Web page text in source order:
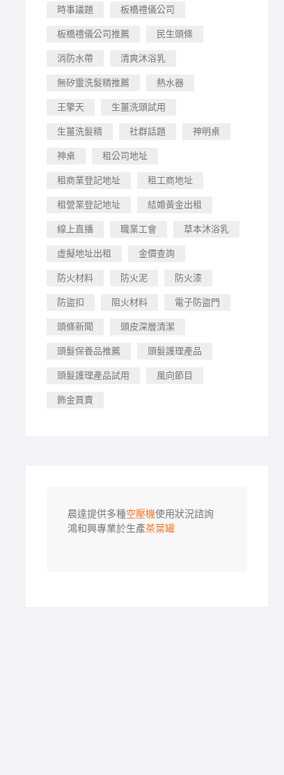
時事議題 板橋禮儀公司
板橋禮儀公司推薦 民生頭條
消防水帶 清爽沐浴乳
無矽靈洗髮精推薦 熱水器
王擎天 生薑洗頭試用
生薑洗髮精 社群話題 神明桌
神桌 租公司地址
租商業登記地址 租工商地址
租營業登記地址 結婚黃金出租
線上直播 職業工會 草本沐浴乳
虛擬地址出租 金價查詢
防火材料 防火泥 防火漆
防盜扣 阻火材料 電子防盜門
頭條新聞 頭皮深層清潔
頭髮保養品推薦 頭髮護理產品
頭髮護理產品試用 風向節目
飾金買賣
晨達提供多種空壓機使用狀況諮詢
鴻和興專業於生產茶葉罐